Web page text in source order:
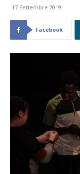
17 Settembre 2019
Facebook